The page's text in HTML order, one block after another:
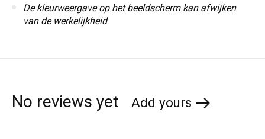
De kleurweergave op het beeldscherm kan afwijken
van de werkelijkheid
No reviews yet Add yours